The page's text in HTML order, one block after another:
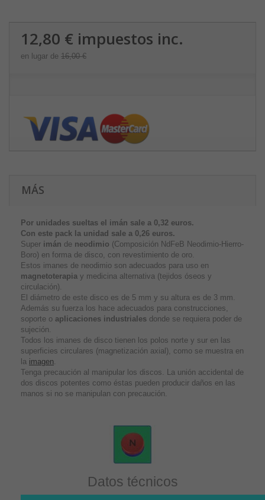
12,80 € impuestos inc.
en lugar de 16,00 €
MÁS
Por unidades sueltas el imán sale a 0,32 euros.
Con este pack la unidad sale a 0,26 euros.
Super imán de neodimio (Composición NdFeB Neodimio-Hierro-
Boro) en forma de disco, con revestimiento de oro.
Estos imanes de neodimio son adecuados para uso en
magnetoterapia y medicina alternativa (tejidos óseos y
circulación).
El diámetro de este disco es de 5 mm y su altura es de 3 mm.
Además su fuerza los hace adecuados para construcciones,
soporte o aplicaciones industriales donde se requiera poder de
sujeción.
Todos los imanes de disco tienen los polos norte y sur en las
superficies circulares (magnetización axial), como se muestra en
la imagen.
Tenga precaución al manipular los discos. La unión accidental de
dos discos potentes como éstas pueden producir daños en las
manos si no se manipulan con precaución.
Datos técnicos